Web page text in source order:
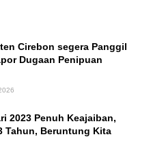
Cirebon segera Panggil
Dugaan Penipuan
2023 Penuh Keajaiban,
Tahun, Beruntung Kita